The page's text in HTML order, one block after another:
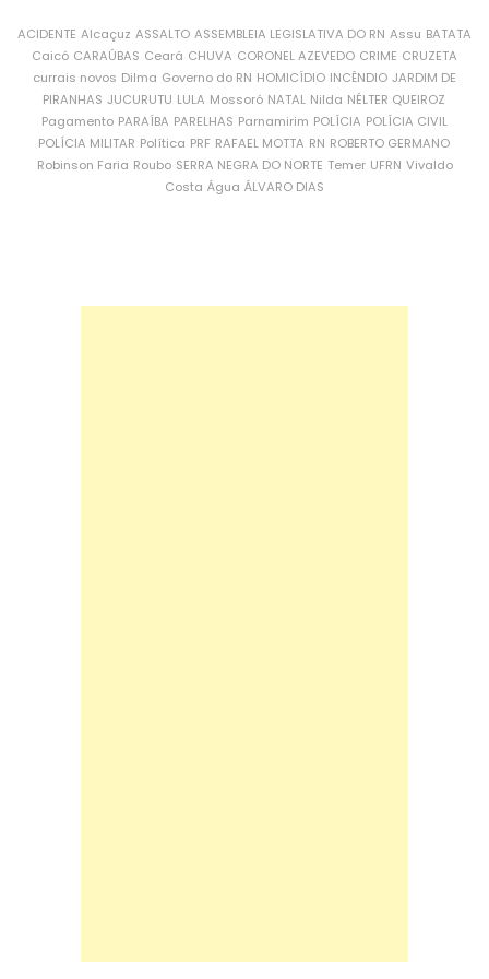
ACIDENTE Alcaçuz ASSALTO ASSEMBLEIA LEGISLATIVA DO RN Assu BATATA
Caicó CARAÚBAS Ceará CHUVA CORONEL AZEVEDO CRIME CRUZETA
currais novos Dilma Governo do RN HOMICÍDIO INCÊNDIO JARDIM DE
PIRANHAS JUCURUTU LULA Mossoró NATAL Nilda NÉLTER QUEIROZ
Pagamento PARAÍBA PARELHAS Parnamirim POLÍCIA POLÍCIA CIVIL
POLÍCIA MILITAR Política PRF RAFAEL MOTTA RN ROBERTO GERMANO
Robinson Faria Roubo SERRA NEGRA DO NORTE Temer UFRN Vivaldo
Costa Água ÁLVARO DIAS